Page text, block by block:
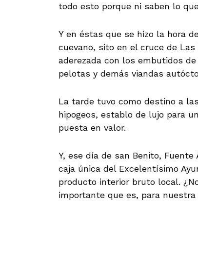
todo esto porque ni saben lo
Y en éstas que se hizo la hora
cuevano, sito en el cruce de
aderezada con los embutidos
pelotas y demás viandas
La tarde tuvo como destino a
hipogeos, establo de lujo para
puesta en valor.
Y, ese día de san Benito,
caja única del Excelentísimo
producto interior bruto local.
importante que es, para